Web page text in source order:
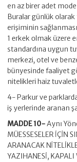
en az birer adet
Buralar günlük
erişiminin
1 erkek olmak üzere
standardına uygun
merkezi, otel ve
bünyesinde faaliyet
nitelikleri haiz
4- Parkur ve
iş yerlerinde aranan
MADDE 10-Aynı
MÜESSESELER İÇİN
ARANACAK
YAZIHANESİ, KAPALI